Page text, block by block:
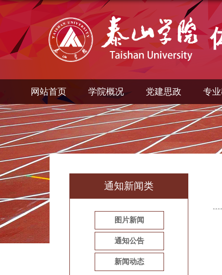
网站首页 学院概况 党建思政 专
通知新闻类
图片新闻
通知公告
新闻动态